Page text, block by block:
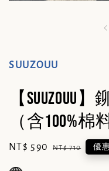
SUUZOUU
【
（含100%棉
Sale
NT$ 590 Regular
NT$ 710 優